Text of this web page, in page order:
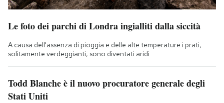
Le foto dei parchi di Londra ingialliti dalla siccità
A causa dell'assenza di pioggia e delle alte temperature i prati,
solitamente verdeggianti, sono diventati aridi
Todd Blanche è il nuovo procuratore generale degli
Stati Uniti